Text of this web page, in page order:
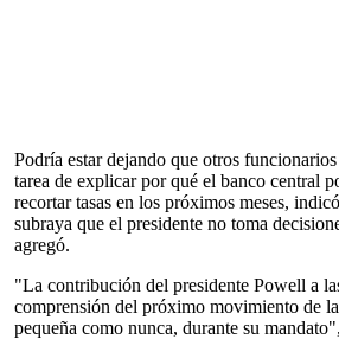
Podría estar dejando que otros
tarea de explicar por qué el banco central
recortar tasas en los próximos meses,
subraya que el presidente no toma
agregó.
"La contribución del presidente Powell a
comprensión del próximo movimiento de
pequeña como nunca, durante su